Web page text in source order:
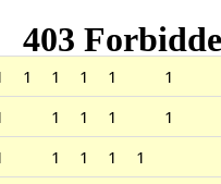
1 1 1 1 1
1 1 1 1
1 1 1 1